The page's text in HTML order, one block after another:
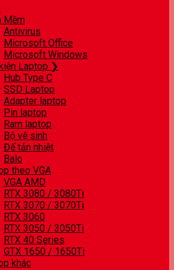
Mềm
Antivirus
Microsoft Office
Microsoft Windows
Laptop ❯
Hub Type C
SSD Laptop
Adapter laptop
Pin laptop
Ram laptop
Bộ vệ sinh
Đế tản nhiệt
Balo
theo VGA
VGA AMD
RTX 3080 / 3080Ti
RTX 3070 / 3070Ti
RTX 3060
RTX 3050 / 3050Ti
RTX 40 Series
GTX 1650 / 1650Ti
khác